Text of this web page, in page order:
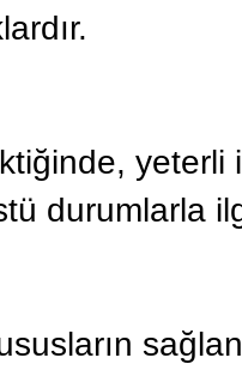
yeterli
durumlarla